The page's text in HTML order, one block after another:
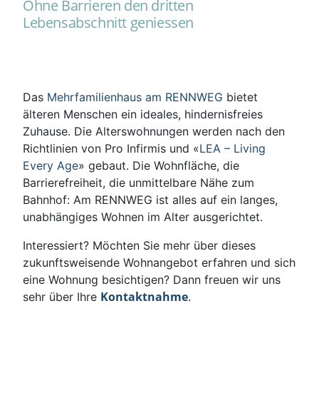
Ohne Barrieren den dritten
Lebensabschnitt geniessen
Das Mehrfamilienhaus am RENNWEG bietet
älteren Menschen ein ideales, hindernisfreies
Zuhause. Die Alterswohnungen werden nach den
Richtlinien von Pro Infirmis und «LEA – Living
Every Age» gebaut. Die Wohnfläche, die
Barrierefreiheit, die unmittelbare Nähe zum
Bahnhof: Am RENNWEG ist alles auf ein langes,
unabhängiges Wohnen im Alter ausgerichtet.
Interessiert? Möchten Sie mehr über dieses
zukunftsweisende Wohnangebot erfahren und sich
eine Wohnung besichtigen? Dann freuen wir uns
sehr über Ihre Kontaktnahme.